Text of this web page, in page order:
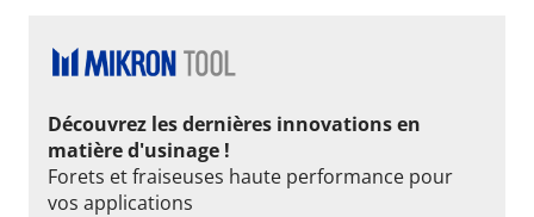
Découvrez les dernières innovations en
matière d'usinage !
Forets et fraiseuses haute performance pour
vos applications